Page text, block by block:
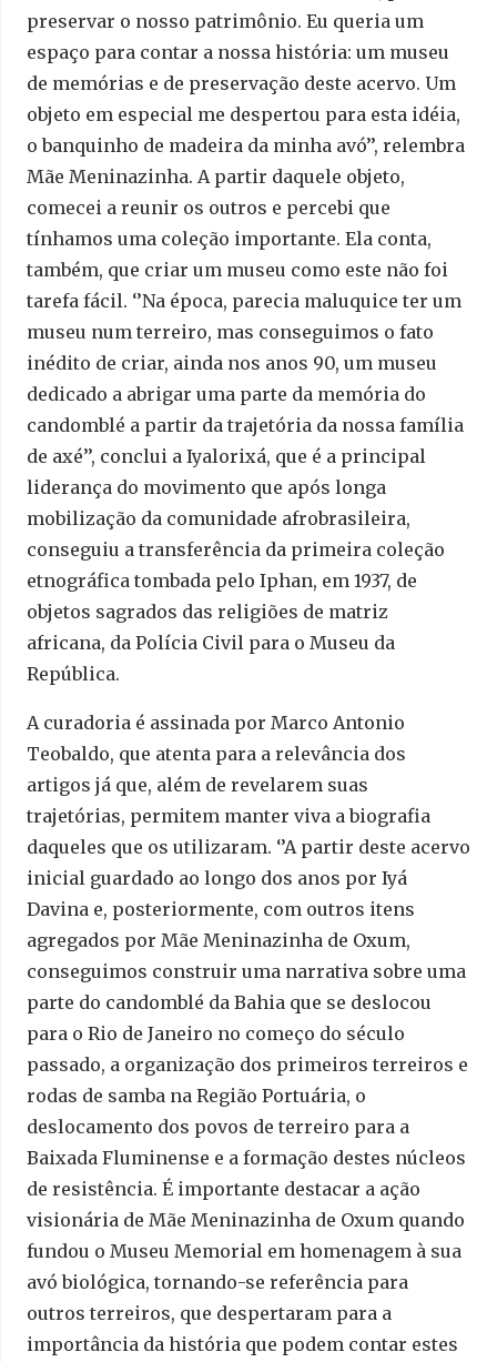
preservar o nosso patrimônio. Eu queria um
espaço para contar a nossa história: um museu
de memórias e de preservação deste acervo. Um
objeto em especial me despertou para esta idéia,
o banquinho de madeira da minha avó’’, relembra
Mãe Meninazinha. A partir daquele objeto,
comecei a reunir os outros e percebi que
tínhamos uma coleção importante. Ela conta,
também, que criar um museu como este não foi
tarefa fácil. ‘’Na época, parecia maluquice ter um
museu num terreiro, mas conseguimos o fato
inédito de criar, ainda nos anos 90, um museu
dedicado a abrigar uma parte da memória do
candomblé a partir da trajetória da nossa família
de axé’’, conclui a Iyalorixá, que é a principal
liderança do movimento que após longa
mobilização da comunidade afrobrasileira,
conseguiu a transferência da primeira coleção
etnográfica tombada pelo Iphan, em 1937, de
objetos sagrados das religiões de matriz
africana, da Polícia Civil para o Museu da
República.
A curadoria é assinada por Marco Antonio
Teobaldo, que atenta para a relevância dos
artigos já que, além de revelarem suas
trajetórias, permitem manter viva a biografia
daqueles que os utilizaram. ‘’A partir deste acervo
inicial guardado ao longo dos anos por Iyá
Davina e, posteriormente, com outros itens
agregados por Mãe Meninazinha de Oxum,
conseguimos construir uma narrativa sobre uma
parte do candomblé da Bahia que se deslocou
para o Rio de Janeiro no começo do século
passado, a organização dos primeiros terreiros e
rodas de samba na Região Portuária, o
deslocamento dos povos de terreiro para a
Baixada Fluminense e a formação destes núcleos
de resistência. É importante destacar a ação
visionária de Mãe Meninazinha de Oxum quando
fundou o Museu Memorial em homenagem à sua
avó biológica, tornando-se referência para
outros terreiros, que despertaram para a
importância da história que podem contar estes